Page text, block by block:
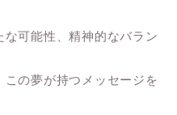
可能性、精神的なバラン
の夢が持つメッセージを